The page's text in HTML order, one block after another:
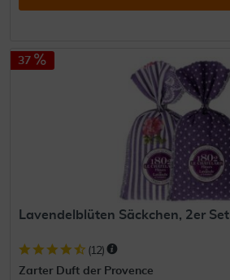
37
Lavendelblüten Säckchen, 2er Set
(12)
Zarter Duft der Provence